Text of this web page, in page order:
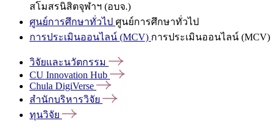
สโมสรนิสิตจุฬาฯ (อบจ.)
ศูนย์การศึกษาทั่วไป ศูนย์การศึกษาทั่วไป
การประเมินออนไลน์ (MCV) การประเมินออนไลน์ (MCV)
วิจัยและนวัตกรรม
CU Innovation Hub
Chula DigiVerse
สำนักบริหารวิจัย
ทุนวิจัย